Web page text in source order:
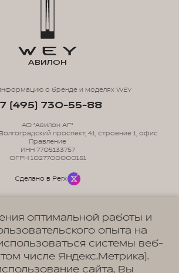
обработки персональных данных
Согласие на коммуникацию
персональных данных третьим лицам
АВИЛОН
о бренде и моделях WEY
(495) 730-55-88
АО "Авилон АГ"
проспект, 41, строение 1, офис
Правление
ИНН 7705133757
ОГРН 1027700000151
Сделано в Perx
оптимальной работы и
опыта на
системы веб-
числе Яндекс.Метрика).
сайта, Вы